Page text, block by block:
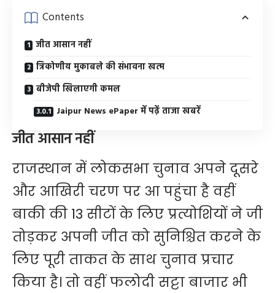
Contents
जीत आसान नहीं
त्रिकोणीय मुकाबले की संभावना खत्म
बीजेपी खिलाएगी कमल
Jaipur News ePaper में पढ़ें ताजा खबरें
जीत आसान नहीं
राजस्थान में लोकसभा चुनाव अपने दूसरे
और आखिरी चरण पर आ पहुंचा है वहीं
बाकी की 13 सीटों के लिए प्रत्योशियों ने जी
तोड़कर अपनी जीत को सुनिश्चित करने के
लिए पूरी ताकत के साथ चुनाव प्रचार
किया है। तो वहीं फलोदी सट्टा बाजार भी